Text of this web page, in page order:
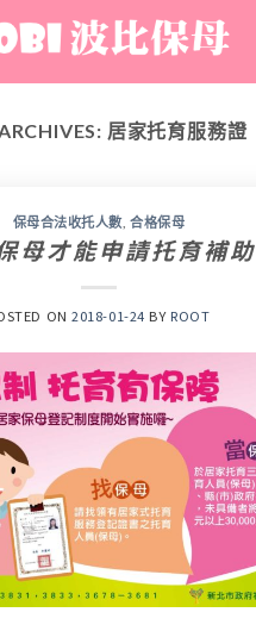
居家托育服務證
保母合法收托人數 ,合格保母
母才能申請托育補助
ON2018-01-24 BY ROOT